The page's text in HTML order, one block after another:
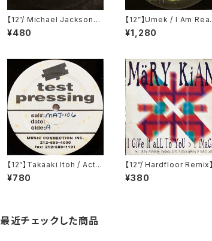
【12”/ Michael Jacksonネ
タ】Hervé / Cheap Thrills
(Data Records) (DATA18
¥480
【12”】Umek / I Am
EP (Astrodisco)
001-6)
¥1,280
【12”】Takaaki Itoh / Actio
n (Majesty Recordings)
(MAJ-106)
¥780
【12”/ Hardfloor Remix
äry Kiani / I Give It All
You / I Imagine (1st
¥380
最近チェックした商品